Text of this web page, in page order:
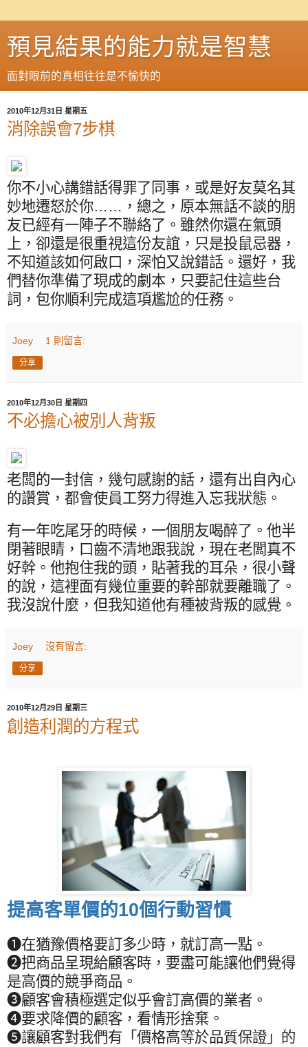
預見結果的能力就是智慧
面對眼前的真相往往是不愉快的
2010年12月31日 星期五
消除誤會7步棋
你不小心講錯話得罪了同事，或是好友莫名其
妙地遷怒於你……，總之，原本無話不談的朋
友已經有一陣子不聯絡了。雖然你還在氣頭
上，卻還是很重視這份友誼，只是投鼠忌器，
不知道該如何啟口，深怕又說錯話。還好，我
們替你準備了現成的劇本，只要記住這些台
詞，包你順利完成這項尷尬的任務。
Joey 1 則留言:
分享
2010年12月30日 星期四
不必擔心被別人背叛
老闆的一封信，幾句感謝的話，還有出自內心
的讚賞，都會使員工努力得進入忘我狀態。
有一年吃尾牙的時候，一個朋友喝醉了。他半
閉著眼睛，口齒不清地跟我說，現在老闆真不
好幹。他抱住我的頭，貼著我的耳朵，很小聲
的說，這裡面有幾位重要的幹部就要離職了。
我沒說什麼，但我知道他有種被背叛的感覺。
Joey 沒有留言:
分享
2010年12月29日 星期三
創造利潤的方程式
提高客單價的10個行動習慣
❶在猶豫價格要訂多少時，就訂高一點。
❷把商品呈現給顧客時，要盡可能讓他們覺得
是高價的競爭商品。
❸顧客會積極選定似乎會訂高價的業者。
❹要求降價的顧客，看情形捨棄。
❺讓顧客對我們有「價格高等於品質保證」的